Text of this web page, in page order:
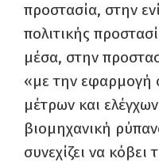
προστασία, στην
πολιτικής
μέσα, στην
«με την εφαρμογή
μέτρων και
βιομηχανική
συνεχίζει να